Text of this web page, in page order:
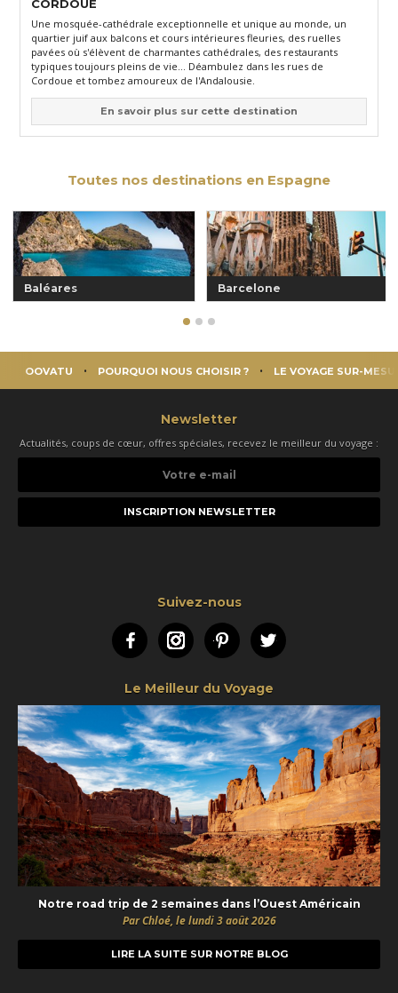
CORDOUE
Une mosquée-cathédrale exceptionnelle et unique au monde, un
quartier juif aux balcons et cours intérieures fleuries, des ruelles
pavées où s'élèvent de charmantes cathédrales, des restaurants
typiques toujours pleins de vie... Déambulez dans les rues de
Cordoue et tombez amoureux de l'Andalousie.
En savoir plus sur cette destination
Toutes nos destinations en Espagne
Baléares Barcelone
OOVATU POURQUOI NOUS CHOISIR ? LE VOYAGE SUR-
Newsletter
Actualités, coups de cœur, offres spéciales, recevez le meilleur du voyage :
e-
Suivez-nous
FacebookInstagramPinterestTwitter
Le Meilleur du Voyage
Notre road trip de 2 semaines dans l’Ouest Américain
Par Chloé, le lundi 3 août 2026
LIRE LA SUITE SUR NOTRE BLOG